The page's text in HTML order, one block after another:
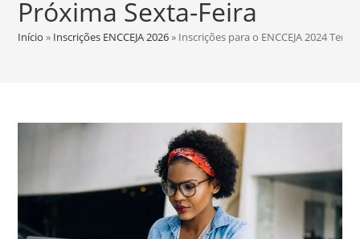
Próxima Sexta-Feira
Início » Inscrições ENCCEJA 2026» Inscrições para o ENCCEJA 2024